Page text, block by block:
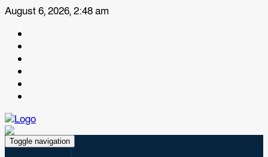
August 6, 2026, 2:48 am
Toggle navigation